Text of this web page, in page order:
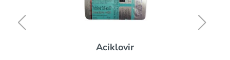
Aciklovir